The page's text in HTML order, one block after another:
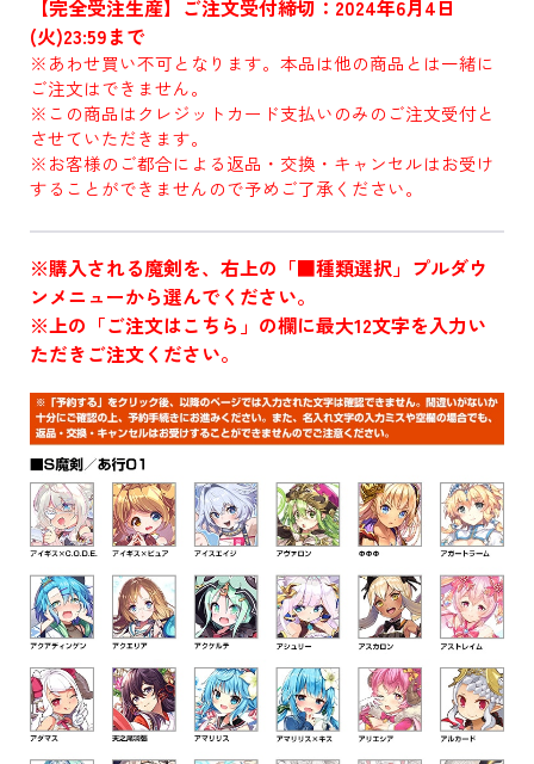
【完全受注生産】ご注文受付締切：2024年6月4日
(火)23:59まで
※あわせ買い不可となります。本品は他の商品とは一緒に
ご注文はできません。
※この商品はクレジットカード支払いのみのご注文受付と
させていただきます。
※お客様のご都合による返品・交換・キャンセルはお受け
することができませんので予めご了承ください。
※購入される魔剣を、右上の「■種類選択」プルダウ
ンメニューから選んでください。
※上の「ご注文はこちら」の欄に最大12文字を入力い
ただきご注文ください。